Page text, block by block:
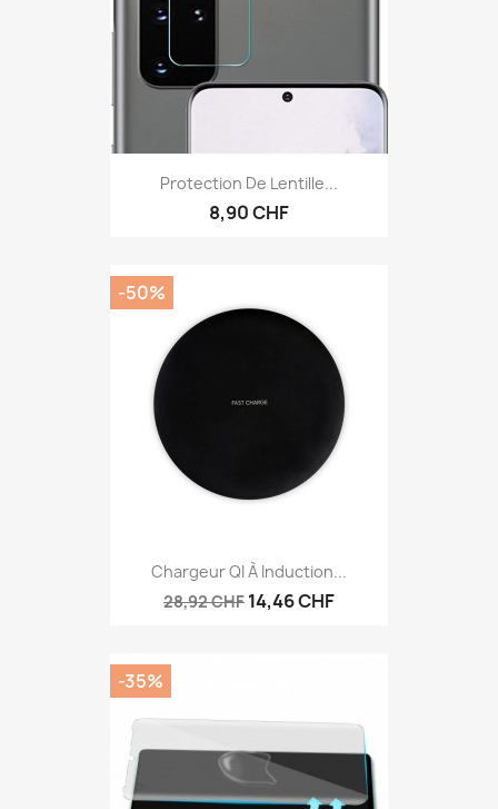
Protection De Lentille...
8,90 CHF
Chargeur QI À Induction...
28,92 CHF 14,46 CHF
-50%
-35%